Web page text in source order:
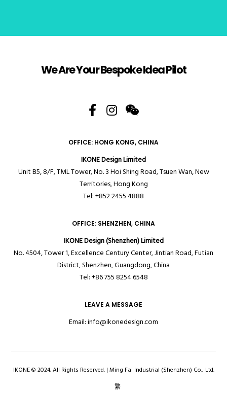
We Are Your Bespoke Idea Pilot
OFFICE: HONG KONG, CHINA
IKONE Design Limited
Unit B5, 8/F, TML Tower, No. 3 Hoi Shing Road, Tsuen Wan, New
Territories,Hong Kong
Tel: +852 2455 4888
OFFICE: SHENZHEN, CHINA
IKONE Design (Shenzhen) Limited
No. 4504, Tower 1, Excellence Century Center, Jintian Road, Futian
District, Shenzhen, Guangdong, China
Tel: +86 755 8254 6548
LEAVE A MESSAGE
Email:info@ikonedesign.com
IKONE © 2024. All Rights Reserved. | Ming Fai Industrial (Shenzhen) Co., Ltd.
繁